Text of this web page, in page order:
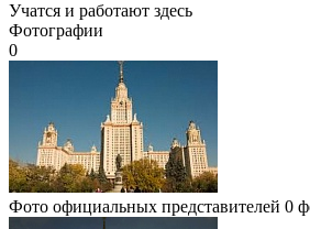
Учатся и работают здесь
Фотографии
0
Фото официальных представителей 0